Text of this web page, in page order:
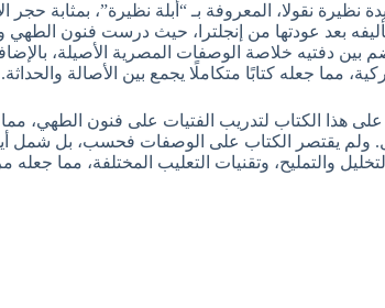
نظيرة نقولا، المعروفة بـ “أبلة نظيرة”، بمثابة
بعد عودتها من إنجلترا، حيث درست فنون الطهي
بين دفتيه خلاصة الوصفات المصرية الأصيلة،
مما جعله كتابًا متكاملًا يجمع بين الأصالة والحداثة.
هذا الكتاب لتدريب الفتيات على فنون الطهي،
ولم يقتصر الكتاب على الوصفات فحسب، بل شمل
والتمليح، وتقنيات التعليب المختلفة، مما جعله